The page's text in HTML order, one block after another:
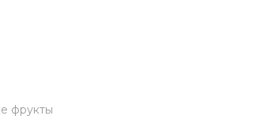
фрукты